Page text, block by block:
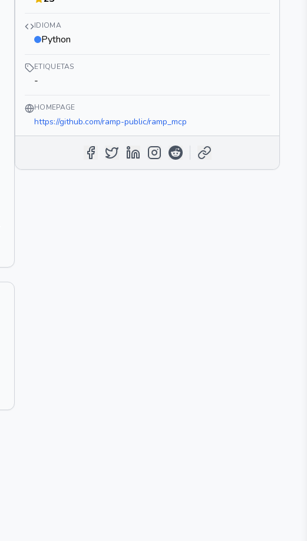
IDIOMA
Python
ETIQUETAS
-
HOMEPAGE
https://github.com/ramp-public/ramp_mcp